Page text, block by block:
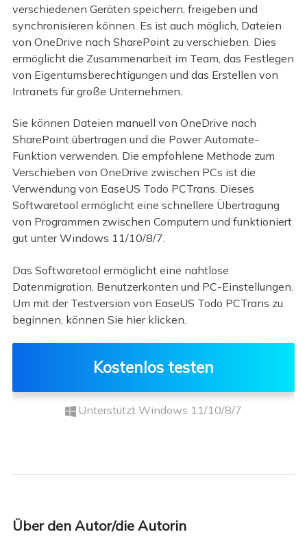
verschiedenen Geräten speichern, freigeben und
synchronisieren können. Es ist auch möglich, Dateien
von OneDrive nach SharePoint zu verschieben. Dies
ermöglicht die Zusammenarbeit im Team, das Festlegen
von Eigentumsberechtigungen und das Erstellen von
Intranets für große Unternehmen.
Sie können Dateien manuell von OneDrive nach
SharePoint übertragen und die Power Automate-
Funktion verwenden. Die empfohlene Methode zum
Verschieben von OneDrive zwischen PCs ist die
Verwendung von EaseUS Todo PCTrans. Dieses
Softwaretool ermöglicht eine schnellere Übertragung
von Programmen zwischen Computern und funktioniert
gut unter Windows 11/10/8/7.
Das Softwaretool ermöglicht eine nahtlose
Datenmigration, Benutzerkonten und PC-Einstellungen.
Um mit der Testversion von EaseUS Todo PCTrans zu
beginnen, können Sie hier klicken.
Kostenlos testen
Unterstützt Windows 11/10/8/7
Über den Autor/die Autorin